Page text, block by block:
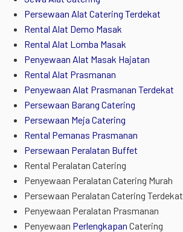
Persewaan Alat Catering Terdekat
Rental Alat Demo Masak
Rental Alat Lomba Masak
Penyewaan Alat Masak Hajatan
Rental Alat Prasmanan
Penyewaan Alat Prasmanan Terdekat
Persewaan Barang Catering
Persewaan Meja Catering
Rental Pemanas Prasmanan
Persewaan Peralatan Buffet
Rental Peralatan Catering
Penyewaan Peralatan Catering Murah
Persewaan Peralatan Catering Terdekat
Penyewaan Peralatan Prasmanan
Penyewaan Perlengkapan Catering